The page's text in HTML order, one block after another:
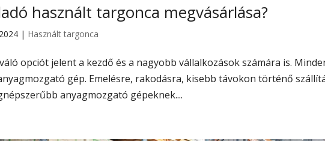
használt targonca megvásárlása?
| Használt targonca
opciót jelent a kezdő és a nagyobb vállalkozások számára is.
gép. Emelésre, rakodásra, kisebb távokon történő
anyagmozgató gépeknek....